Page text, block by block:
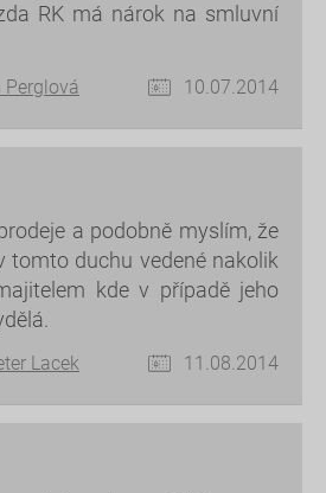
RK má nárok na smluvní
Perglová 10.07.2014
a podobně myslím, že
tomto duchu vedené nakolik
kde v případě jeho
Lacek 11.08.2014